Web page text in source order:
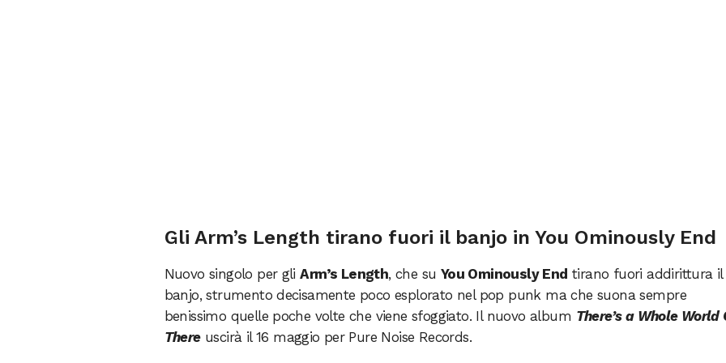
Gli Arm’s Length tirano fuori il banjo in You Ominously End
Nuovo singolo per gliArm’s Length, che su You Ominously End tirano fuori addirittura il
banjo, strumento decisamente poco esplorato nel pop punk ma che suona sempre
benissimo quelle poche volte che viene sfoggiato. Il nuovo album There’s a Whole World
Thereuscirà il 16 maggio per Pure Noise Records.